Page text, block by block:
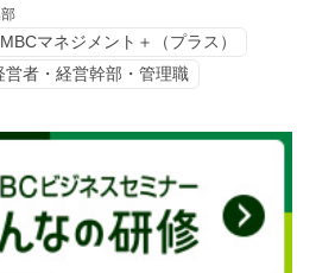
マネジメント＋（プラス）
営者・経営幹部・管理職